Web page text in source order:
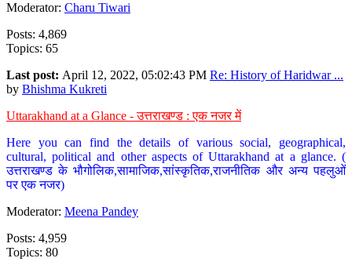
Moderator: Charu Tiwari
Posts: 4,869
Topics: 65
Last post: April 12, 2022, 05:02:43 PM Re: History of Haridwar ...
by Bhishma Kukreti
Uttarakhand at a Glance - उत्तराखण्ड : एक नजर में
Here you can find the details of various social, geographical,
cultural, political and other aspects of Uttarakhand at a glance. (
उत्तराखण्ड के भौगोलिक,सामाजिक,सांस्कृतिक,राजनीतिक और अन्य पहलुओं
पर एक नजर)
Moderator: Meena Pandey
Posts: 4,959
Topics: 80